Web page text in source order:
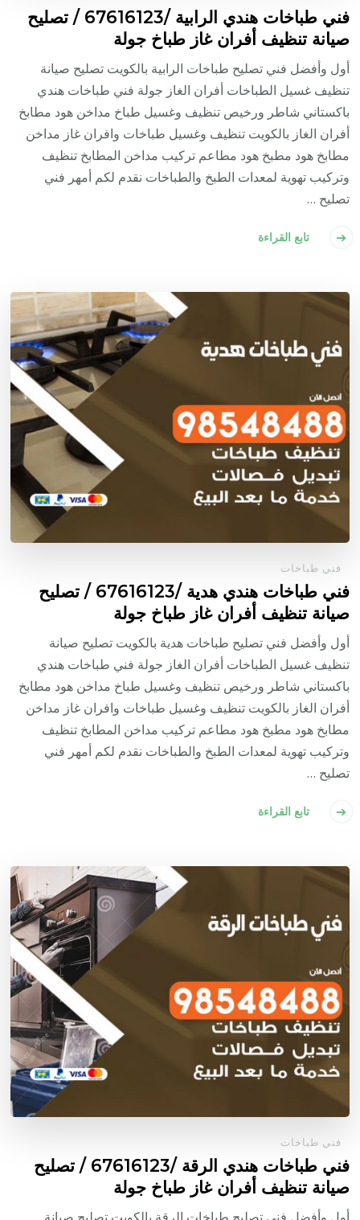
فني طباخات هندي الرابية /67616123 / تصليح
صيانة تنظيف أفران غاز طباخ جولة
أول وأفضل فني تصليح طباخات الرابية بالكويت تصليح صيانة
تنظيف غسيل الطباخات أفران الغاز جولة فني طباخات هندي
باكستاني شاطر ورخيص تنظيف وغسيل طباخ مداخن هود مطابخ
أفران الغاز بالكويت تنظيف وغسيل طباخات وافران غاز مداخن
مطابخ هود مطبخ هود مطاعم تركيب مداخن المطابخ تنظيف
وتركيب تهوية لمعدات الطبخ والطباخات نقدم لكم أمهر فني
تصليح …
تابع القراءة
فني طباخات
فني طباخات هندي هدية /67616123 / تصليح
صيانة تنظيف أفران غاز طباخ جولة
أول وأفضل فني تصليح طباخات هدية بالكويت تصليح صيانة
تنظيف غسيل الطباخات أفران الغاز جولة فني طباخات هندي
باكستاني شاطر ورخيص تنظيف وغسيل طباخ مداخن هود مطابخ
أفران الغاز بالكويت تنظيف وغسيل طباخات وافران غاز مداخن
مطابخ هود مطبخ هود مطاعم تركيب مداخن المطابخ تنظيف
وتركيب تهوية لمعدات الطبخ والطباخات نقدم لكم أمهر فني
تصليح …
تابع القراءة
فني طباخات
فني طباخات هندي الرقة /67616123 / تصليح
صيانة تنظيف أفران غاز طباخ جولة